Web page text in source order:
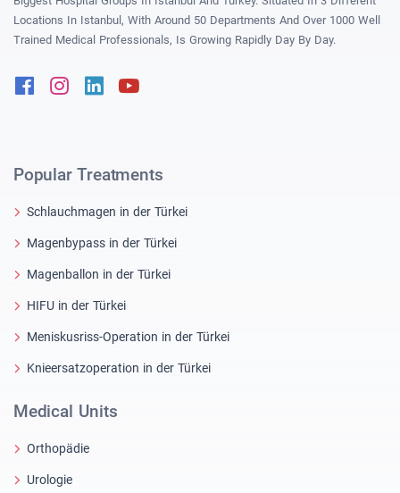
Locations In Istanbul, With Around 50 Departments And Over 1000 Well
Trained Medical Professionals, Is Growing Rapidly Day By Day.
FacebookInstagram
Linkedin
Popular Treatments
Schlauchmagen in der Türkei
Magenbypass in der Türkei
Magenballon in der Türkei
HIFU in der Türkei
Meniskusriss-Operation in der Türkei
Knieersatzoperation in der Türkei
Medical Units
Orthopädie
Urologie